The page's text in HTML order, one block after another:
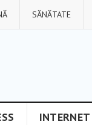
SĂNĂTATE
INTERNET